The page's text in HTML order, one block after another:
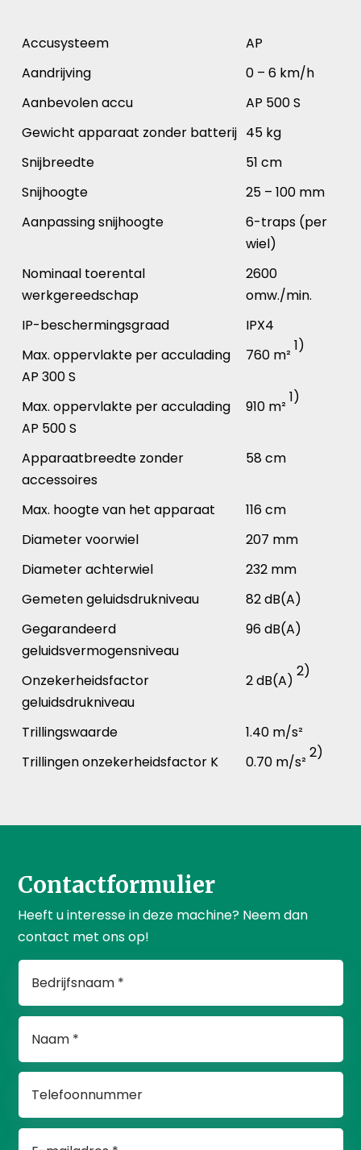
Accusysteem
AP
Aandrijving
0 – 6 km/h
Aanbevolen accu
AP 500 S
Gewicht apparaat zonder batterij 45 kg
Snijbreedte
51 cm
Snijhoogte
25 – 100 mm
Aanpassing snijhoogte
6-traps (per
wiel)
Nominaal toerental
werkgereedschap
2600
omw./min.
IP-beschermingsgraad
IPX4
Max. oppervlakte per acculading
AP 300 S
760 m²
1)
Max. oppervlakte per acculading
AP 500 S
910 m²
1)
Apparaatbreedte zonder
accessoires
58 cm
Max. hoogte van het apparaat
116 cm
Diameter voorwiel
207 mm
Diameter achterwiel
232 mm
Gemeten geluidsdrukniveau
82 dB(A)
Gegarandeerd
geluidsvermogensniveau
96 dB(A)
Onzekerheidsfactor
geluidsdrukniveau
2 dB(A)
2)
Trillingswaarde
1.40 m/s²
Trillingen onzekerheidsfactor K
0.70 m/s²
2)
Contactformulier
Heeft u interesse in deze machine? Neem dan
contact met ons op!